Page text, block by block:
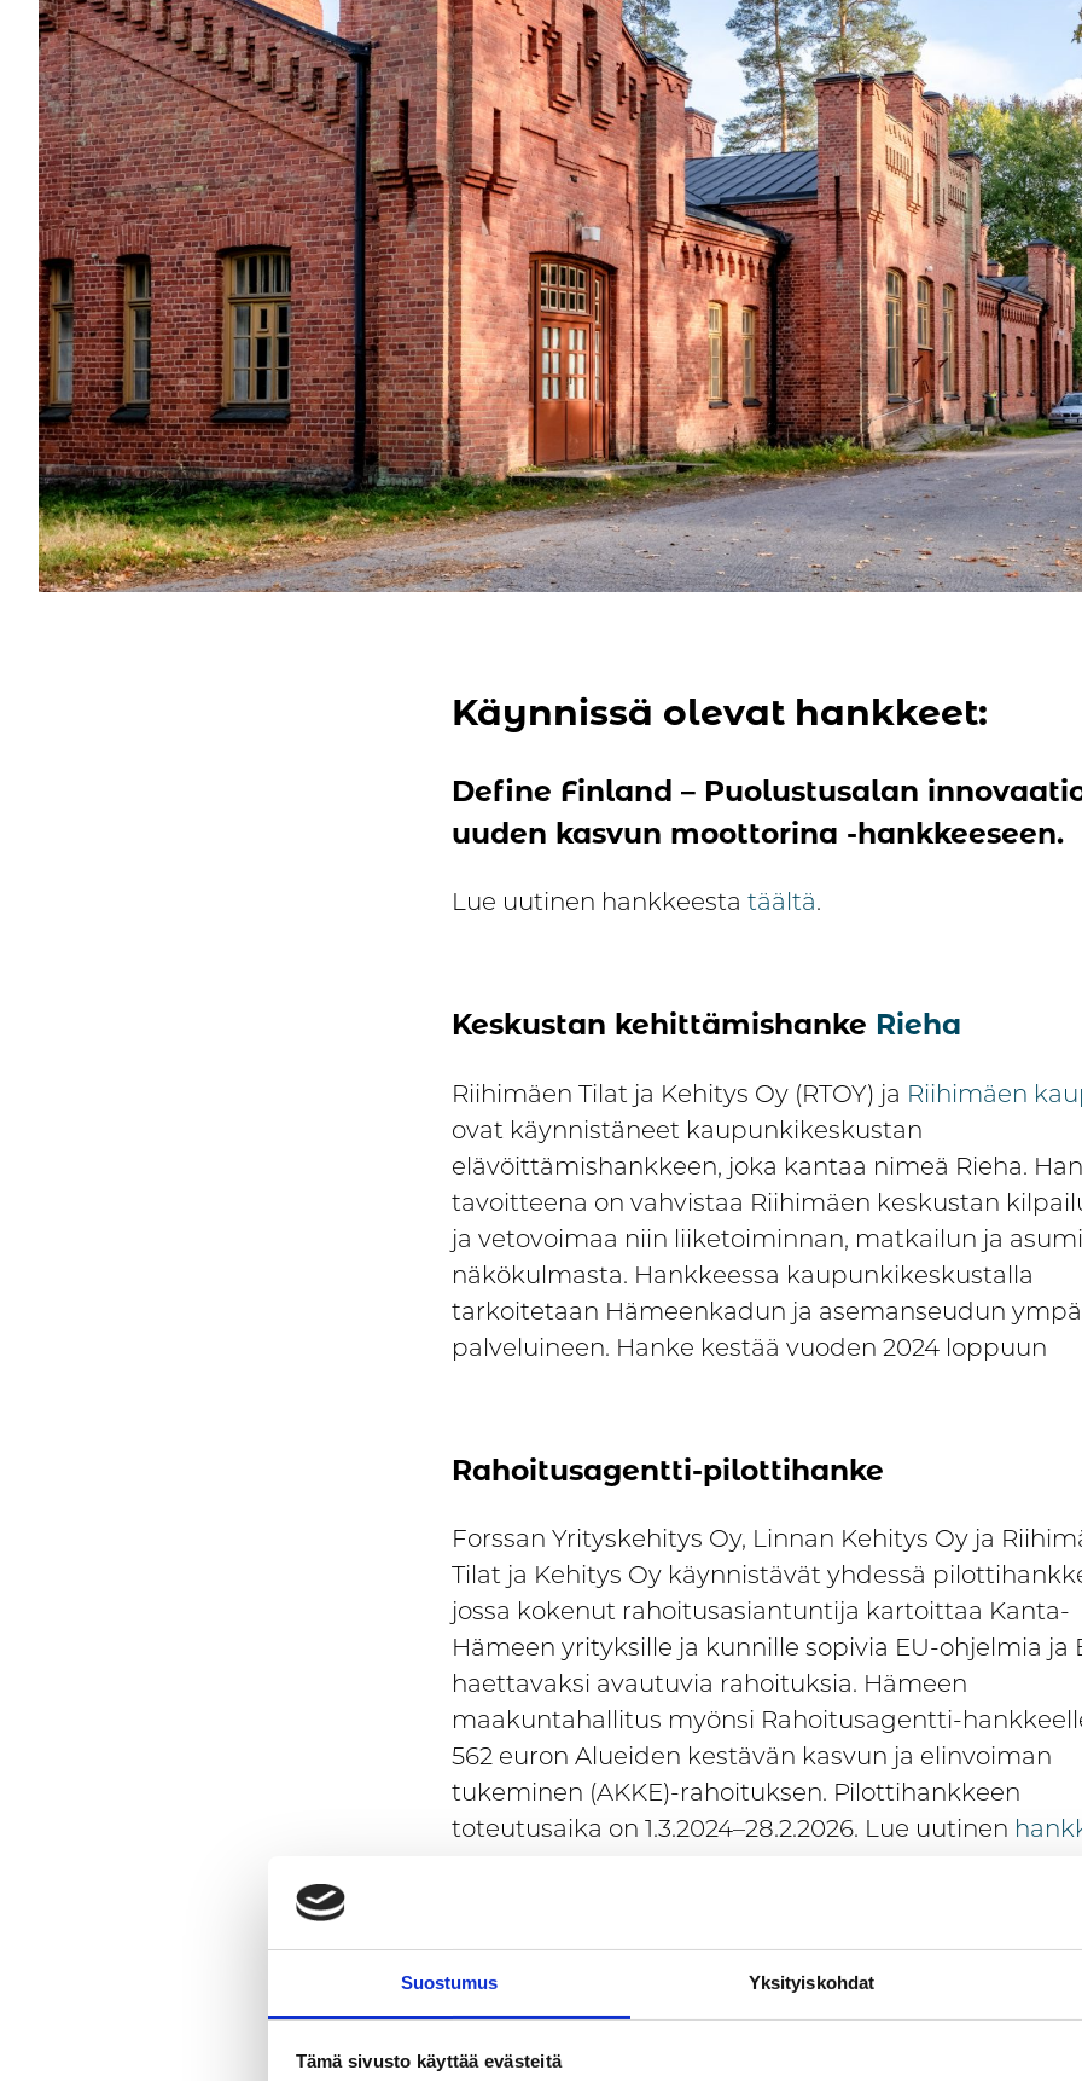
Suostumus Yksityiskohdat
Tämä sivusto käyttää evästeitä
Käynnissä olevat hankkeet:
Define Finland – Puolustusalan
uuden kasvun moottorina -hankkeeseen.
Lue uutinen hankkeesta täältä.
Keskustan kehittämishanke Rieha
Riihimäen Tilat ja Kehitys Oy (RTOY) ja Riihimäen
ovat käynnistäneet kaupunkikeskustan
elävöittämishankkeen, joka kantaa nimeä Rieha.
tavoitteena on vahvistaa Riihimäen keskustan
ja vetovoimaa niin liiketoiminnan, matkailun ja
näkökulmasta. Hankkeessa kaupunkikeskustalla
tarkoitetaan Hämeenkadun ja asemanseudun
palveluineen. Hanke kestää vuoden 2024 loppuun
Rahoitusagentti-pilottihanke
Forssan Yrityskehitys Oy, Linnan Kehitys Oy ja
Tilat ja Kehitys Oy käynnistävät yhdessä
jossa kokenut rahoitusasiantuntija kartoittaa Kanta-
Hämeen yrityksille ja kunnille sopivia EU-ohjelmia ja
haettavaksi avautuvia rahoituksia. Hämeen
maakuntahallitus myönsi Rahoitusagentti-
562 euron Alueiden kestävän kasvun ja elinvoiman
tukeminen (AKKE)-rahoituksen. Pilottihankkeen
toteutusaika on 1.3.2024–28.2.2026. Lue uutinen
Viimeksi päättyneet hankkeet: